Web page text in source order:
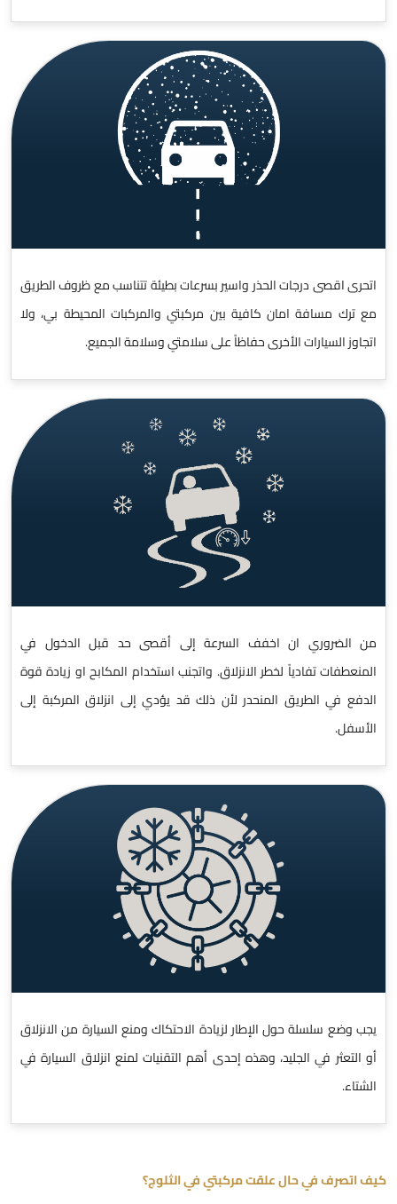
اتحرى اقصى درجات الحذر واسير بسرعات بطيئة تتناسب مع ظروف الطريق
مع ترك مسافة امان كافية بين مركبتي والمركبات المحيطة بي، ولا
اتجاوز السيارات الأخرى حفاظاً على سلامتي وسلامة الجميع.
من الضروري ان اخفف السرعة إلى أقصى حد قبل الدخول في
المنعطفات تفادياً لخطر الانزلاق. واتجنب استخدام المكابح او زيادة قوة
الدفع في الطريق المنحدر لأن ذلك قد يؤدي إلى انزلاق المركبة إلى
الأسفل.
يجب وضع سلسلة حول الإطار لزيادة الاحتكاك ومنع السيارة من الانزلاق
أو التعثر في الجليد، وهذه إحدى أهم التقنيات لمنع انزلاق السيارة في
الشتاء.
كيف اتصرف في حال علقت مركبتي في الثلوج؟